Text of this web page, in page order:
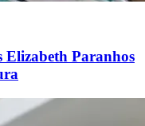
Paranhos